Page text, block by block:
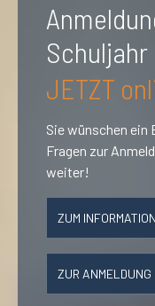
JETZT
Sie wünschen ein
Fragen zur
weiter!
ZUM
ZUR